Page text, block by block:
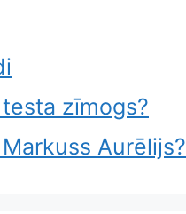
zīmogs?
Aurēlijs?